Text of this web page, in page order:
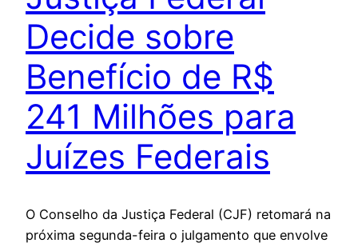
Decide sobre
Benefício de R$
241 Milhões para
Juízes Federais
O Conselho da Justiça Federal (CJF) retomará na
próxima segunda-feira o julgamento que envolve